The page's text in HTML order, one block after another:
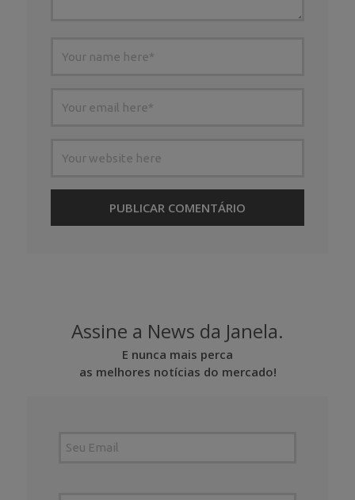
Assine a News da Janela.
E nunca mais perca
as melhores notícias do mercado!